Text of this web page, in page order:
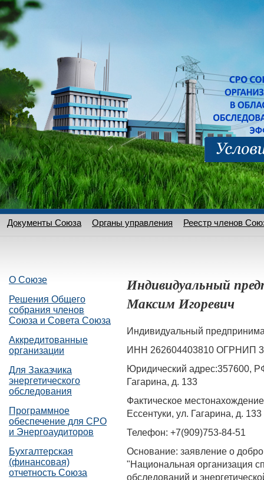
Документы Союза Органы управления Реестр членов
О Союзе
Решения Общего
собрания членов
Союза и Совета Союза
Аккредитованные
организации
Для Заказчика
энергетического
обследования
Программное
обеспечение для СРО
и Энергоаудиторов
Бухгалтерская
(финансовая)
отчетность Союза
Индивидуальный
Максим Игоревич
Индивидуальный
ИНН 262604403810 ОГРНИП
Юридический адрес:357600,
Гагарина, д. 133
Фактическое
Ессентуки, ул. Гагарина, д. 133
Телефон: +7(909)753-84-51
Основание: заявление о
"Национальная организация
обследований и